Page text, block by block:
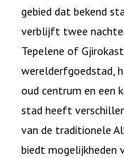
gebied dat bekend
verblijft twee
Tepelene of
werelderfgoedstad,
oud centrum en een
stad heeft
van de traditionele
biedt mogelijkheden